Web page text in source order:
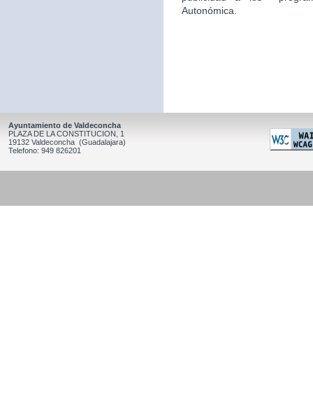
Autonómica.
Ayuntamiento de Valdeconcha
PLAZA DE LA CONSTITUCION, 1
19132 Valdeconcha (Guadalajara)
Telefono: 949 826201